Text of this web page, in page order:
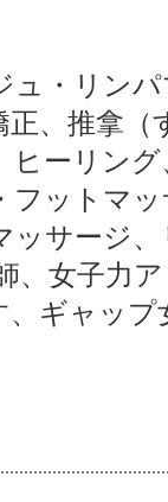
ュ・リン
正、推拿（
ヒーリン
フットマ
ッサージ
、女子力
、ギャップ